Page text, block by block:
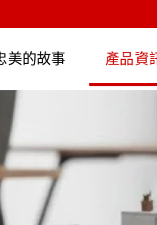
美的故事 產品資